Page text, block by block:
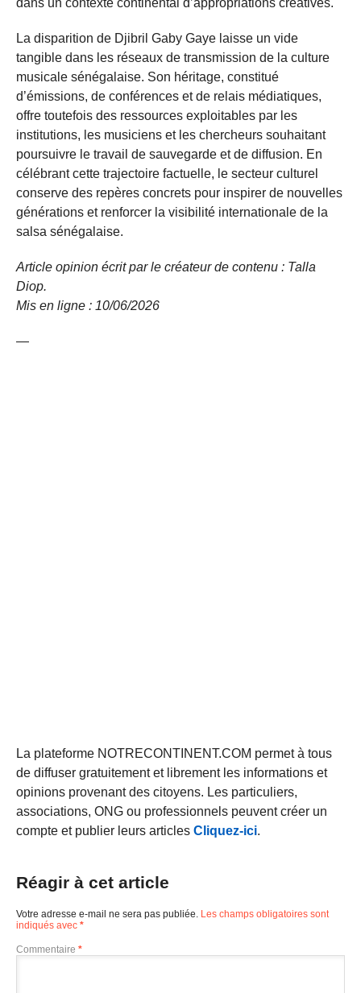
dans un contexte continental d’appropriations créatives.
La disparition de Djibril Gaby Gaye laisse un vide
tangible dans les réseaux de transmission de la culture
musicale sénégalaise. Son héritage, constitué
d’émissions, de conférences et de relais médiatiques,
offre toutefois des ressources exploitables par les
institutions, les musiciens et les chercheurs souhaitant
poursuivre le travail de sauvegarde et de diffusion. En
célébrant cette trajectoire factuelle, le secteur culturel
conserve des repères concrets pour inspirer de nouvelles
générations et renforcer la visibilité internationale de la
salsa sénégalaise.
Article opinion écrit par le créateur de contenu : Talla
Diop.
Mis en ligne : 10/06/2026
—
La plateforme NOTRECONTINENT.COM permet à tous
de diffuser gratuitement et librement les informations et
opinions provenant des citoyens. Les particuliers,
associations, ONG ou professionnels peuvent créer un
compte et publier leurs articles Cliquez-ici.
Réagir à cet article
Votre adresse e-mail ne sera pas publiée. Les champs obligatoires sont
indiqués avec *
Commentaire *